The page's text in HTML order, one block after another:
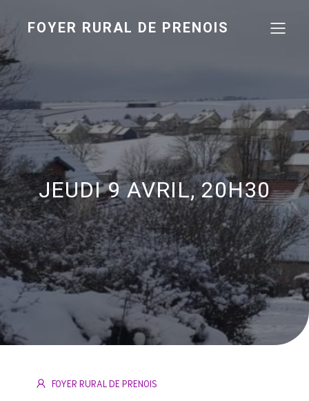
FOYER RURAL DE PRENOIS
JEUDI 9 AVRIL, 20H30
FOYER RURAL DE PRENOIS